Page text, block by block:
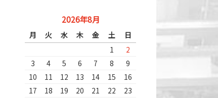
2026年8月
月 火 水 木 金 土
日
1
2
3
4 5 6 7 8
9
10
11 12 13 14 15
16
17
18 19 20 21 22
23